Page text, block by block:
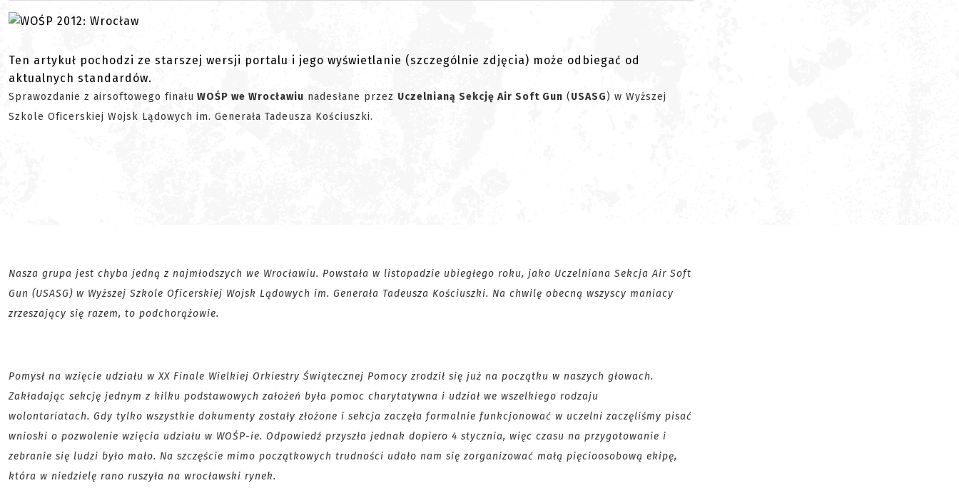
Ten artykuł pochodzi ze starszej wersji portalu i jego wyświetlanie (szczególnie zdjęcia) może odbiegać od
aktualnych standardów.
Sprawozdanie z airsoftowego finału WOŚP we Wrocławiu nadesłane przez Uczelnianą Sekcję Air Soft Gun (USASG) w Wyższej
Szkole Oficerskiej Wojsk Lądowych im. Generała Tadeusza Kościuszki.
Nasza grupa jest chyba jedną z najmłodszych we Wrocławiu. Powstała w listopadzie ubiegłego roku, jako Uczelniana Sekcja Air Soft
Gun (USASG) w Wyższej Szkole Oficerskiej Wojsk Lądowych im. Generała Tadeusza Kościuszki. Na chwilę obecną wszyscy maniacy
zrzeszający się razem, to podchorążowie.
Pomysł na wzięcie udziału w XX Finale Wielkiej Orkiestry Świątecznej Pomocy zrodził się już na początku w naszych głowach.
Zakładając sekcję jednym z kilku podstawowych założeń była pomoc charytatywna i udział we wszelkiego rodzaju
wolontariatach. Gdy tylko wszystkie dokumenty zostały złożone i sekcja zaczęła formalnie funkcjonować w uczelni zaczęliśmy pisać
wnioski o pozwolenie wzięcia udziału w WOŚP-ie. Odpowiedź przyszła jednak dopiero 4 stycznia, więc czasu na przygotowanie i
zebranie się ludzi było mało. Na szczęście mimo początkowych trudności udało nam się zorganizować małą pięcioosobową ekipę,
która w niedzielę rano ruszyła na wrocławski rynek.